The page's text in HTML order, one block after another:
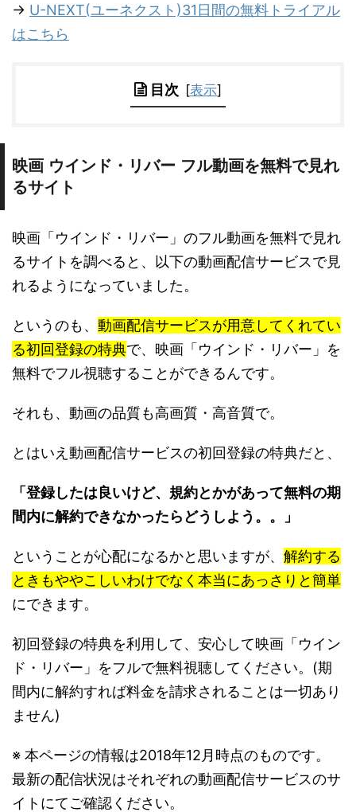
→ U-NEXT(ユーネクスト)31日間の無料トライアル
はこちら
目次 [表示]
映画 ウインド・リバー フル動画を無料で見れ
るサイト
映画「ウインド・リバー」のフル動画を無料で見れ
るサイトを調べると、以下の動画配信サービスで見
れるようになっていました。
というのも、 動画配信サービスが用意してくれてい
る初回登録の特典で、映画「ウインド・リバー」を
無料でフル視聴することができるんです。
それも、動画の品質も高画質・高音質で。
とはいえ動画配信サービスの初回登録の特典だと、
「登録したは良いけど、規約とかがあって無料の期
間内に解約できなかったらどうしよう。。」
ということが心配になるかと思いますが、 解約する
ときもややこしいわけでなく本当にあっさりと簡単
にできます。
初回登録の特典を利用して、安心して映画「ウイン
ド・リバー」をフルで無料視聴してください。(期
間内に解約すれば料金を請求されることは一切あり
ません)
※ 本ページの情報は2018年12月時点のものです。
最新の配信状況はそれぞれの動画配信サービスのサ
イトにてご確認ください。